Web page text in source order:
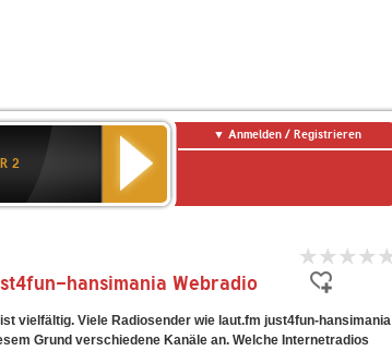
2
Anmelden / Registrieren
hansimania Webradio
vielfältig. Viele Radiosender wie laut.fm just4fun-hansimania
Grund verschiedene Kanäle an. Welche Internetradios